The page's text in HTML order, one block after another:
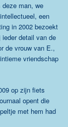
deze man, we
een
in 2002 bezoekt
detail van de
de vrouw van E.,
vriendschap
op zijn fiets
opent die
met hem had